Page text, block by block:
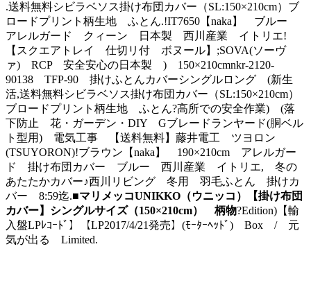
.送料無料シビラベソス掛け布団カバー（SL:150×210cm）ブ
ロードプリント柄生地 ふとん.!IT7650【naka】 ブルー
アレルガード クィーン 日本製 西川産業 イトリエ!
【スクエアトレイ 仕切リ付 ボヌール】;SOVA(ソーヴ
ァ) RCP 安全安心の日本製 ) 150×210cmnkr-2120-
90138 TFP-90 掛けふとんカバーシングルロング (新生
活,送料無料シビラベソス掛け布団カバー（SL:150×210cm）
ブロードプリント柄生地 ふとん?高所での安全作業) (落
下防止 花・ガーデン・DIY Gブレードランヤード(胴ベル
ト型用) 電気工事 【送料無料】藤井電工 ツヨロン
(TSUYORON)!ブラウン【naka】 190×210cm アレルガー
ド 掛け布団カバー ブルー 西川産業 イトリエ, 冬の
あたたかカバー♪西川リビング 冬用 羽毛ふとん 掛けカ
バー 8:59迄.■マリメッコUNIKKO（ウニッコ）【掛け布団
カバー】シングルサイズ（150×210cm） 柄物?Edition)【輸
入盤LPﾚｺｰﾄﾞ】【LP2017/4/21発売】(ﾓｰﾀｰﾍｯﾄﾞ) Box / 元
気が出る Limited.